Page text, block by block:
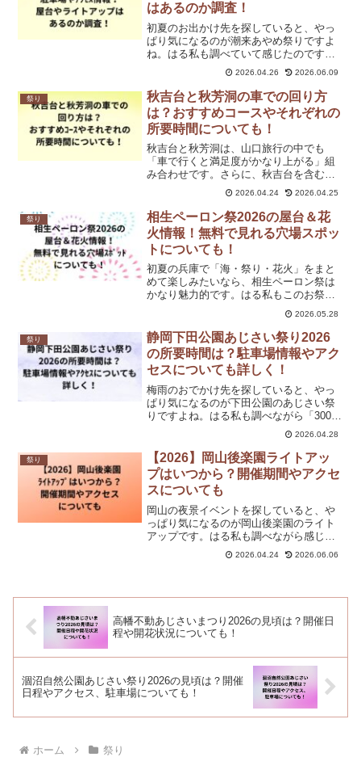
はあるのか調査！
初夏のお出かけ先を探していると、やっ
ぱり気になるのが潮来あやめ祭りですよ
ね。はる私も調べていて感じたのです
が、潮来は花の美しさだけでなく、水郷
らしい風景と伝統行事が重なるのが本当
に魅力です。潮来あやめ祭り2026年はす
でに開催期間が公式発表...
2026.04.26 2026.06.09
祭り
秋吉台と秋芳洞の車での回り方
は？おすすめコースやそれぞれの
所要時間についても！
秋吉台と秋芳洞は、山口旅行の中でも
「車で行くと満足度がかなり上がる」組
み合わせです。さらに、秋吉台を含む
Mine秋吉台ジオパークはユネスコ世界ジ
オパークにも認定されており、その壮大
な自然景観は国内外から注目されていま
す。はる私も調べながら感...
2026.04.24 2026.04.25
祭り
相生ペーロン祭2026の屋台＆花
火情報！無料で見れる穴場スポッ
トについても！
初夏の兵庫で「海・祭り・花火」をまと
めて楽しみたいなら、相生ペーロン祭は
かなり魅力的です。はる私もこのお祭り
を調べていて感じたのですが、花火だけ
ではなく、昼の競漕や屋台のにぎわいま
で含めて一日中わくわくできるのが大き
な強みなんですよね。今回...
2026.05.28
祭り
静岡下田公園あじさい祭り2026
の所要時間は？駐車場情報やアク
セスについても詳しく！
梅雨のおでかけ先を探していると、やっ
ぱり気になるのが下田公園のあじさい祭
りですよね。はる私も調べながら「300万
輪って、いったいどのくらいの規模な
の…！」とわくわくしました。下田公園
は坂道や展望台が多く、ただ花を見るだ
けではなく、景色ごと楽...
2026.04.28
祭り
【2026】岡山後楽園ライトアッ
プはいつから？開催期間やアクセ
スについても
岡山の夜景イベントを探していると、や
っぱり気になるのが岡山後楽園のライト
アップです。はる私も調べながら感じた
のですが、春・夏・秋で雰囲気がかなり
変わるので、ただ「いつやるのか」だけ
2026.04.24 2026.06.06
高幡不動あじさいまつり2026の見頃は？開催日
程や開花状況についても！
涸沼自然公園あじさい祭り2026の見頃は？開催
日程やアクセス、駐車場についても！
ホーム 祭り